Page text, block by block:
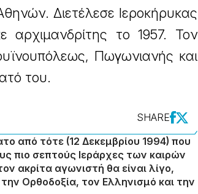
Διετέλεσε Ιεροκήρυκας
αρχιμανδρίτης το 1957. Τον
Πωγωνιανής και
του.
SHARE
από τότε (12 Δεκεμβρίου 1994) που
πιο σεπτούς Ιεράρχες των καιρών
ακρίτα αγωνιστή θα είναι λίγο,
Ορθοδοξία, τον Ελληνισμό και την